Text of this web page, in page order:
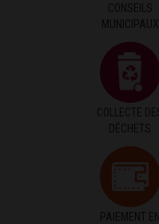
CONSEILS
MUNICIPAUX
COLLECTE DES
DÉCHETS
PAIEMENT EN